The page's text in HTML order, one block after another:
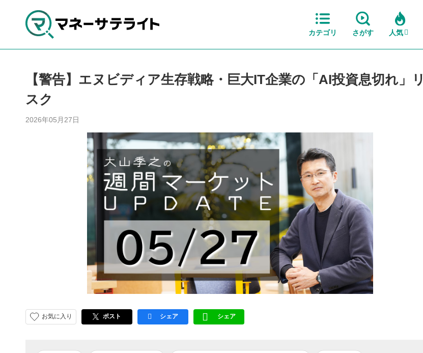
カテゴリ さがす 人気
【警告】エヌビディア生存戦略・巨大IT企業の「AI投資息切れ」リ
スク
2026年05月27日
お気に入り ポスト facebook
シェア LINE
シェア